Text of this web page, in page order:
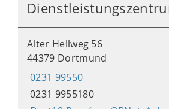
Alter Hellweg 56
44379 Dortmund
0231 99550
0231 9955180